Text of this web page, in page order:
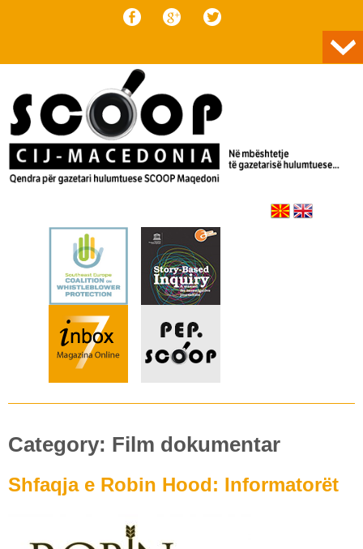
Category: Film dokumentar
Shfaqja e Robin Hood: Informatorët